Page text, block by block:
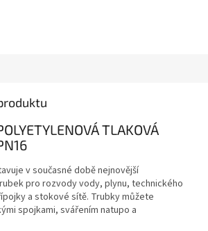
TLAKOVÁ
v současné době nejnovější
pro rozvody vody, plynu, technického
a stokové sítě. Trubky můžete
spojkami, svářením natupo a